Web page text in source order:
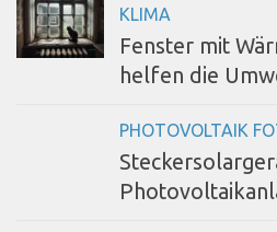
KLIMA
Fenster mit
helfen die
PHOTOVOLTAIK